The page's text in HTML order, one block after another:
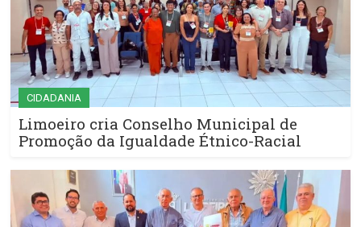
CIDADANIA
Limoeiro cria Conselho Municipal de
Promoção da Igualdade Étnico-Racial